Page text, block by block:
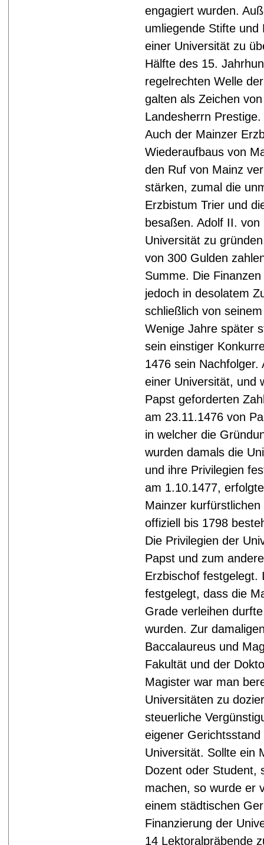
engagiert wurden.
umliegende Stifte und
einer Universität zu
Hälfte des 15.
regelrechten Welle
galten als Zeichen
Landesherrn Prestige.
Auch der Mainzer
Wiederaufbaus von
den Ruf von Mainz
stärken, zumal die
Erzbistum Trier und
besaßen. Adolf II.
Universität zu
von 300 Gulden
Summe. Die
jedoch in desolatem
schließlich von
Wenige Jahre später
sein einstiger
1476 sein
einer Universität, und
Papst geforderten
am 23.11.1476 von
in welcher die
wurden damals die
und ihre Privilegien
am 1.10.1477,
Mainzer
offiziell bis 1798
Die Privilegien der
Papst und zum
Erzbischof festgelegt.
festgelegt, dass die
Grade verleihen
wurden. Zur
Baccalaureus und
Fakultät und der
Magister war man
Universitäten zu
steuerliche
eigener
Universität. Sollte ein
Dozent oder Student,
machen, so wurde er
einem städtischen
Finanzierung der
14 Lektoralpräbende